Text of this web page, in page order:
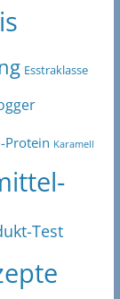
Esstraklasse
Protein Karamell
Test